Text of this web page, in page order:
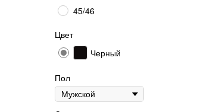
45/46
Цвет
Черный
Пол